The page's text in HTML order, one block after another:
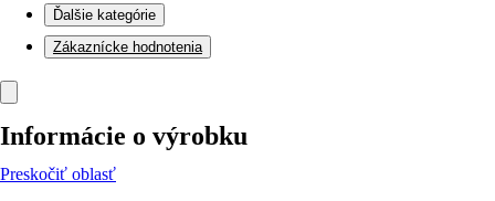
Ďalšie kategórie
Zákaznícke hodnotenia
Informácie o výrobku
Preskočiť oblasť